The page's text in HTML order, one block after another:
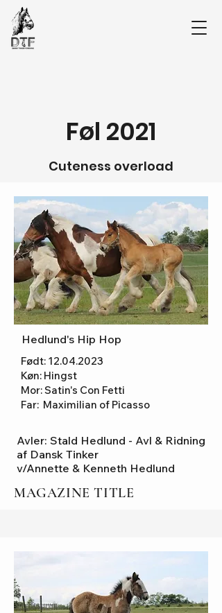
Føl 2021
Cuteness overload
Hedlund's Hip Hop
Født: 12.04.2023
Køn: Hingst
Mor: Satin's Con Fetti
Far: Maximilian of Picasso
Avler: Stald Hedlund - Avl & Ridning
af Dansk Tinker
v/Annette & Kenneth Hedlund
MAGAZINE TITLE